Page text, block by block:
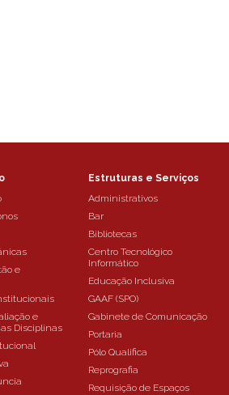
e
e
Disciplinas
Estruturas e Serviços
Administrativos
Bar
Bibliotecas
Centro Tecnológico
Informático
Educação Inclusiva
GAAF (SPO)
Gabinete de Comunicação
Portaria
Pólo Qualifica
Reprografia
Requisição de Espaços